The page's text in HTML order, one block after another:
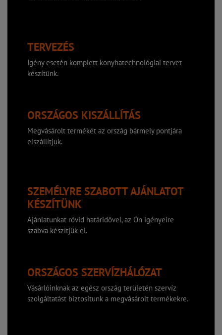
TERVEZÉS
Igény esetén komplett konyhatechnológiai tervet
készítünk.
ORSZÁGOS KISZÁLLÍTÁS
Megvásárolt termékét az ország bármely pontjára
elszállítjuk.
SZEMÉLYRE SZABOTT AJÁNLATOT
KÉSZÍTÜNK
Ajánlatunkat rövid határidővel, az Ön igényeire
szabva készítjük el.
ORSZÁGOS SZERVÍZHÁLÓZAT
Vásárlóinknak az egész ország területén szervíz
szolgáltatást biztosítunk a megvásárolt termékekre.